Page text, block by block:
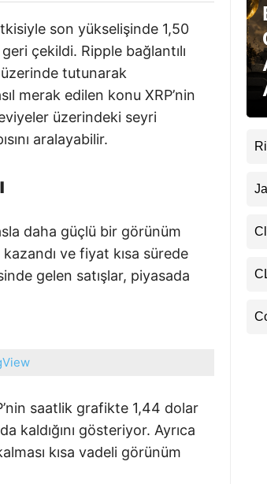
son yükselişinde 1,50
çekildi. Ripple bağlantılı
tutunarak
merak edilen konu XRP’nin
üzerindeki seyri
aralayabilir.
daha güçlü bir görünüm
ve fiyat kısa sürede
gelen satışlar, piyasada
saatlik grafikte 1,44 dolar
kaldığını gösteriyor. Ayrıca
kısa vadeli görünüm